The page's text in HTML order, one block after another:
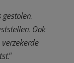
Ook
”